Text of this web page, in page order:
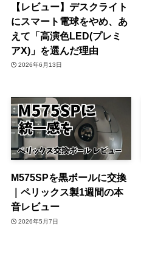
【レビュー】デスクライト
にスマート電球をやめ、あ
えて「高演色LED(プレミ
アX)」を選んだ理由
2026年6月13日
M575SPを黒ボールに交換
｜ペリックス製1週間の本
音レビュー
2026年5月7日